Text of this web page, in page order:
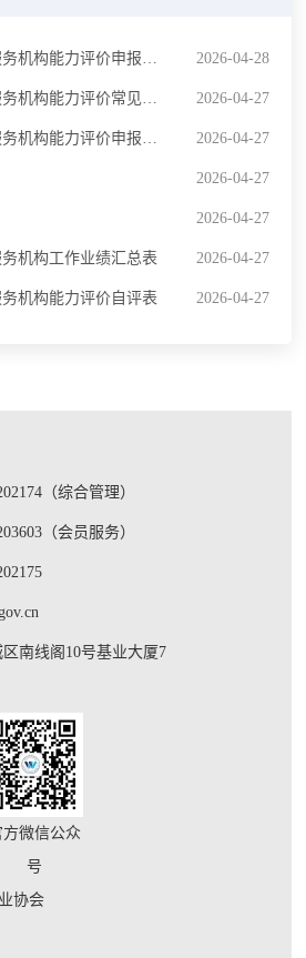
报系统操作流程说明（2026年） 2026-04-28
价常见问题解答（2026年版） 2026-04-27
力评价申报须知（2026年） 2026-04-27
2026-04-27
2026-04-27
机构工作业绩汇总表 2026-04-27
机构能力评价自评表 2026-04-27
（综合管理）
（会员服务）
南线阁10号基业大厦7
方微信公众
号
协会